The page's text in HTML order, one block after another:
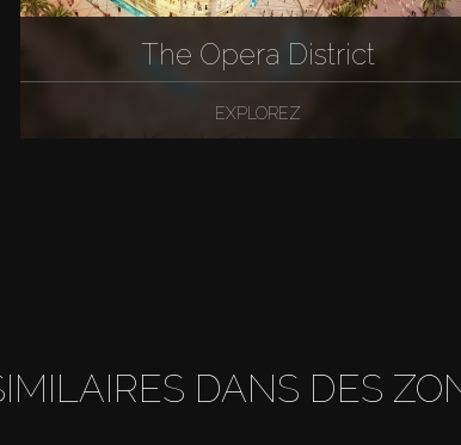
The Opera District
EXPLOREZ
DANS DES